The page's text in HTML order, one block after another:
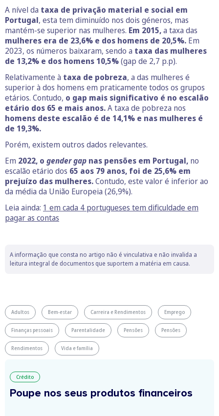
A nível da taxa de privação material e social em
Portugal, esta tem diminuído nos dois géneros, mas
mantém-se superior nas mulheres. Em 2015,a taxa das
mulheres era de 23,6% e dos homens de 20,5%. Em
2023, os números baixaram, sendo a taxa das mulheres
de 13,2% e dos homens 10,5%(gap de 2,7 p.p).
Relativamente à taxa de pobreza, a das mulheres é
superior à dos homens em praticamente todos os grupos
etários. Contudo, o gap mais significativo é no escalão
etário dos 65 e mais anos.A taxa de pobreza nos
homens deste escalão é de 14,1% e nas mulheres é
de 19,3%.
Porém, existem outros dados relevantes.
Em 2022, o gender gap nas pensões em Portugal, no
escalão etário dos 65 aos 79 anos, foi de 25,6% em
prejuízo das mulheres.Contudo, este valor é inferior ao
da média da União Europeia (26,9%).
Leia ainda: 1 em cada 4 portugueses tem dificuldade em
pagar as contas
A informação que consta no artigo não é vinculativa e não invalida a
leitura integral de documentos que suportem a matéria em causa.
Adultos Bem-estar Carreira e Rendimentos Emprego
Finanças pessoais Parentalidade Pensões Pensões
Rendimentos Vida e família
Crédito
Poupe nos seus produtos financeiros